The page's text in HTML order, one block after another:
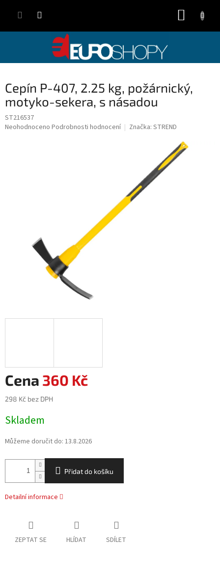
Cepín P-407, 2.25 kg, požárnický,
motyko-sekera, s násadou
ST216537
Průměrné
Neohodnoceno Podrobnosti hodnocení Značka: STREND
360 Kč
298 Kč bez DPH
cena:
Skladem
Můžeme doručit do: 13.8.2026
Přidat do košíku
Detailní informace
ZEPTAT SE HLÍDAT SDÍLET